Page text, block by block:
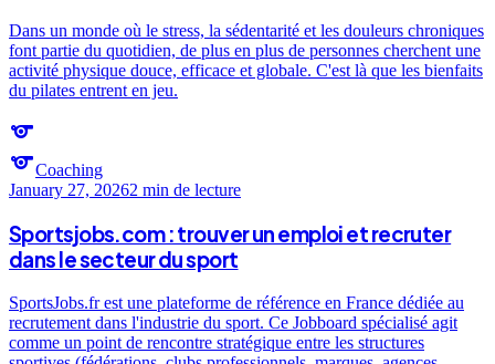
Dans un monde où le stress, la sédentarité et les douleurs chroniques
font partie du quotidien, de plus en plus de personnes cherchent une
activité physique douce, efficace et globale. C'est là que les bienfaits
du pilates entrent en jeu.
sports
sportsCoaching
January 27, 20262 min de lecture
Sportsjobs.com : trouver un emploi et recruter
dans le secteur du sport
SportsJobs.fr est une plateforme de référence en France dédiée au
recrutement dans l'industrie du sport. Ce Jobboard spécialisé agit
comme un point de rencontre stratégique entre les structures